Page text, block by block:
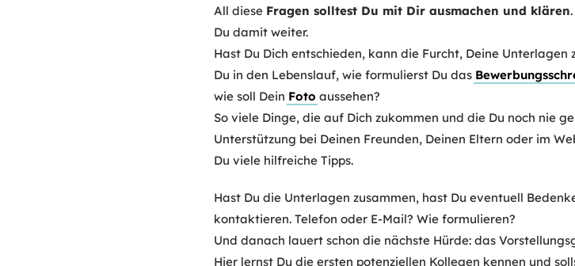
All diese Fragen solltest Du mit Dir ausmachen und klären
Du damit weiter.
Hast Du Dich entschieden, kann die Furcht, Deine
Du in den Lebenslauf, wie formulierst Du das
wie soll Dein Foto aussehen?
So viele Dinge, die auf Dich zukommen und die Du noch nie
Unterstützung bei Deinen Freunden, Deinen Eltern oder im
Du viele hilfreiche Tipps.
Hast Du die Unterlagen zusammen, hast Du eventuell
kontaktieren. Telefon oder E-Mail? Wie formulieren?
Und danach lauert schon die nächste Hürde: das
Hier lernst Du die ersten potenziellen Kollegen kennen und